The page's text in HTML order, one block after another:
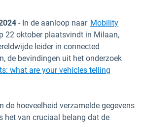
- In de aanloop naar Mobility
in een nieuw venster
22 oktober plaatsvindt in Milaan,
leider in connected
de bevindingen uit het onderzoek
what are your vehicles telling
de hoeveelheid verzamelde gegevens
het van cruciaal belang dat de